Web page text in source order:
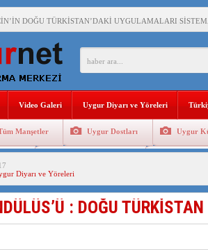
DOĞU TÜRKİSTAN’DAKİ UYGULAMALARI
DİYANET AKADEMİSİ BAŞKANI DOÇ.DR.KAAN : DOĞU
UYGUR POLİTİKALARINI ÖVEN DİYANET
URUMÇİ KATLİAMI MESAJİ : 05.07.2009
ÇİN’DEN “FETİHLER SULTANI
PARTİSİ İLÇE BAŞKANI : TEMMUZ AYI,DOĞU
ÇİN,DOĞU TÜRKİSTAN’DA EN AZ 143 BİN
Video Galeri Uygur Diyarı ve Yöreleri
Manşetler Uygur Dostları Uygur
Diyarı ve Yöreleri
: DOĞU TÜRKİSTAN